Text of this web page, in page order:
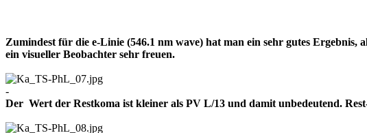
Zumindest für die e-Linie (546.1 nm wave) hat man ein sehr gutes
ein visueller Beobachter sehr freuen.
-
Der Wert der Restkoma ist kleiner als PV L/13 und damit unbedeutend.